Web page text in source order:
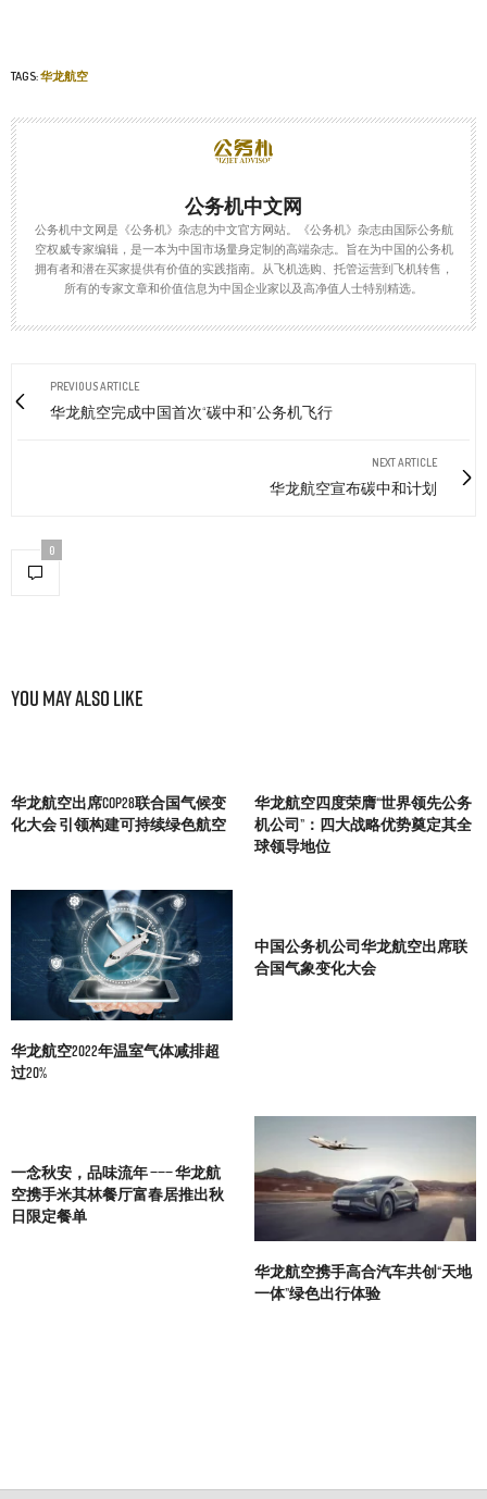
TAGS:华龙航空
公务机中文网
公务机中文网是《公务机》杂志的中文官方网站。《公务机》杂志由国际公务航
空权威专家编辑，是一本为中国市场量身定制的高端杂志。旨在为中国的公务机
拥有者和潜在买家提供有价值的实践指南。从飞机选购、托管运营到飞机转售，
所有的专家文章和价值信息为中国企业家以及高净值人士特别精选。
PREVIOUS ARTICLE
华龙航空完成中国首次“碳中和”公务机飞行
NEXT ARTICLE
华龙航空宣布碳中和计划
0
You May Also Like
华龙航空出席COP28联合国气候变
化大会 引领构建可持续绿色航空
华龙航空四度荣膺“世界领先公务
机公司”：四大战略优势奠定其全
球领导地位
华龙航空2022年温室气体减排超
过20%
中国公务机公司华龙航空出席联
合国气象变化大会
一念秋安，品味流年 ——— 华龙航
空携手米其林餐厅富春居推出秋
日限定餐单
华龙航空携手高合汽车共创“天地
一体”绿色出行体验